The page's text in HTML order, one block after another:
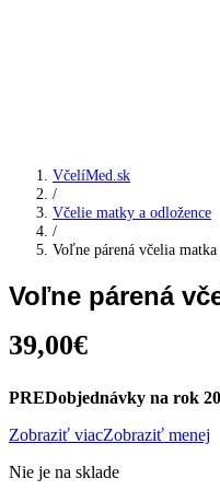
VčelíMed.sk
/
Včelie matky a odložence
/
Voľne párená včelia
Voľne párená
39,00€
PREDobjednávky na rok
Zobraziť viacZobraziť menej
Nie je na sklade